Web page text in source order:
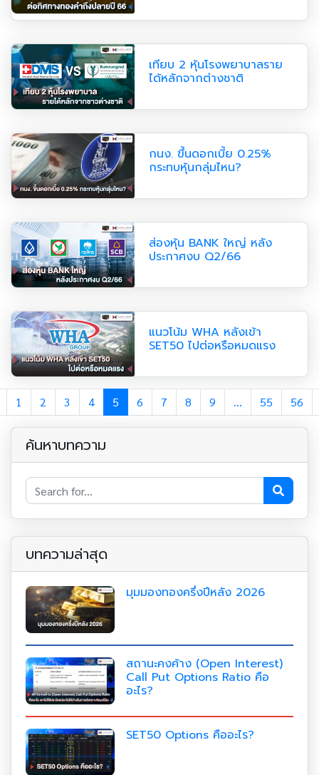
เทียบ 2 หุ้นโรงพยาบาลราย
ได้หลักจากต่างชาติ
กนง. ขึ้นดอกเบี้ย 0.25%
กระทบหุ้นกลุ่มไหน?
ส่องหุ้น BANK ใหญ่ หลัง
ประกาศงบ Q2/66
แนวโน้ม WHA หลังเข้า
SET50 ไปต่อหรือหมดแรง
1 2 3 4 5 6 7 8 9 ... 55 56
ค้นหาบทความ
บทความล่าสุด
มุมมองทองครึ่งปีหลัง 2026
สถานะคงค้าง (Open Interest)
Call Put Options Ratio คือ
อะไร?
SET50 Options คืออะไร?